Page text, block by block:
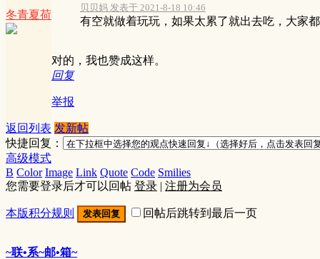
冬青夏荷
贝贝妈 发表于 2021-8-18 10:46
有空就做着玩玩，如果太累了就出去吃，大家
对的，我也赞成这样。
回复
举报
返回列表 发新帖
快捷回复：
高级模式
B Color Image Link Quote Code Smilies
您需要登录后才可以回帖 登录 | 注册为会员
本版积分规则 发表回复 回帖后跳转到最后一页
~联•系~邮•箱~